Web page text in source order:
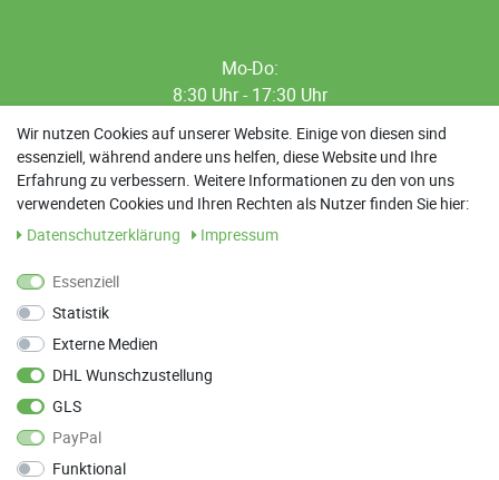
Mo-Do:
8:30 Uhr - 17:30 Uhr
8:30 Uhr - 12:00 Uhr
13:00 Uhr - 17:30 Uhr
Sa: 9:00 Uhr - 13:00 Uhr
Parkett Wanke
Wir nutzen Cookies auf unserer Website. Einige von diesen sind
essenziell, während andere uns helfen, diese Website und Ihre
Erfahrung zu verbessern. Weitere Informationen zu den von uns
verwendeten Cookies und Ihren Rechten als Nutzer finden Sie hier:
Daten­schutz­erklärung
Impressum
Essenziell
Statistik
Externe Medien
DHL Wunschzustellung
GLS
PayPal
Funktional